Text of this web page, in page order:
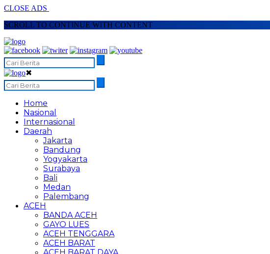
CLOSE ADS
SCROLL TO CONTINUE WITH CONTENT
✖
Home
Nasional
Internasional
Daerah
Jakarta
Bandung
Yogyakarta
Surabaya
Bali
Medan
Palembang
ACEH
BANDA ACEH
GAYO LUES
ACEH TENGGARA
ACEH BARAT